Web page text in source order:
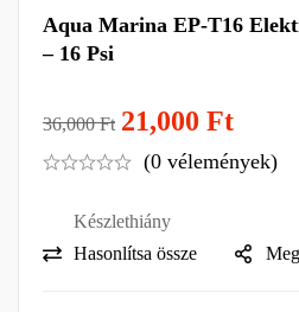
Aqua Marina EP-T16
– 16 Psi
36,000Ft 21,000 Ft
(0 vélemények)
Készlethiány
Hasonlítsa össze